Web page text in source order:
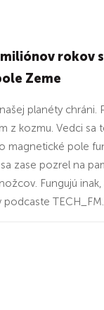
rokov
Zeme
planéty chráni.
z kozmu. Vedci sa
magnetické pole
zase pozrel na
Fungujú inak,